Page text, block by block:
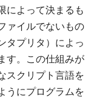
によって決まるも
ァイルでないもの
タプリタ）によっ
す。この仕組みが
スクリプト言語を
うにプログラムを